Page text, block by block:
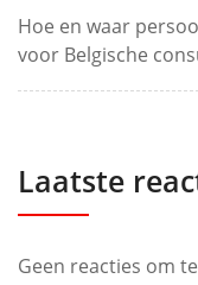
Hoe en waar
voor Belgische
Laatste
Geen reacties om